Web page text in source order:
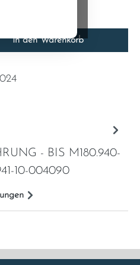
gewünschten Wert
In den Warenkorb
- BIS M180.940-
10-004090